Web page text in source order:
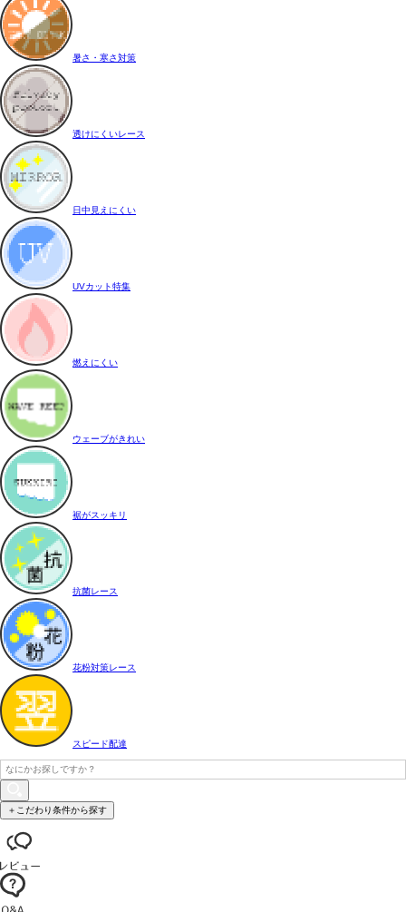
暑さ・寒さ対策
透けにくいレース
日中見えにくい
UVカット特集
燃えにくい
ウェーブがきれい
裾がスッキリ
抗菌レース
花粉対策レース
スピード配達
＋こだわり条件から探す